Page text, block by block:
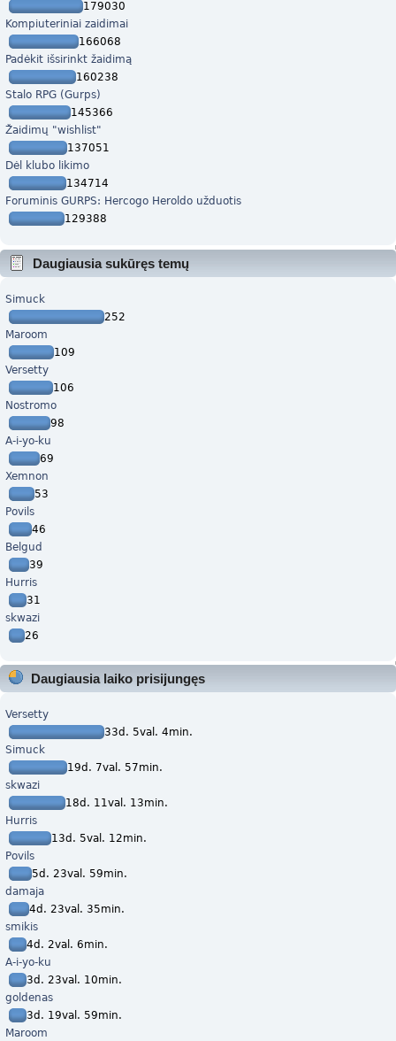
179030
Kompiuteriniai zaidimai
166068
Padėkit išsirinkt žaidimą
160238
Stalo RPG (Gurps)
145366
Žaidimų "wishlist"
137051
Dėl klubo likimo
134714
Foruminis GURPS: Hercogo Heroldo užduotis
129388
Daugiausia sukūręs temų
Simuck
252
Maroom
109
Versetty
106
Nostromo
98
A-i-yo-ku
69
Xemnon
53
Povils
46
Belgud
39
Hurris
31
skwazi
26
Daugiausia laiko prisijungęs
Versetty
33d. 5val. 4min.
Simuck
19d. 7val. 57min.
skwazi
18d. 11val. 13min.
Hurris
13d. 5val. 12min.
Povils
5d. 23val. 59min.
damaja
4d. 23val. 35min.
smikis
4d. 2val. 6min.
A-i-yo-ku
3d. 23val. 10min.
goldenas
3d. 19val. 59min.
Maroom